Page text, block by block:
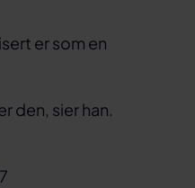
er som en
den, sier han.